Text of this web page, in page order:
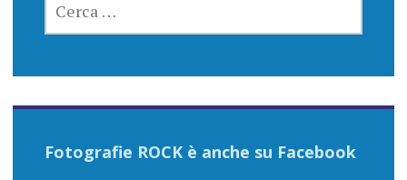
PER:
Fotografie ROCK è anche su Facebook